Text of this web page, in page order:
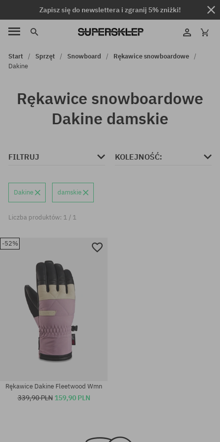
Zapisz się do newslettera i zgranij 5% zniżki!
Start Sprzęt Snowboard
Rękawice snowboardowe
Dakine
Rękawice snowboardowe
Dakine damskie
FILTRUJ KOLEJNOŚĆ:
Dakine damskie
Liczba produktów: 1 / 1
-52%
Rękawice Dakine Fleetwood Wmn
339,90 PLN 159,90 PLN